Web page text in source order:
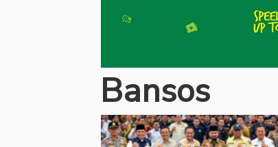
Bansos